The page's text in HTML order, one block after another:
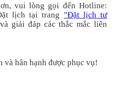
vui lòng gọi đến Hotline:
lịch tại trang "Đặt lịch tư
giải đáp các thắc mắc liên
và hân hạnh được phục vụ!